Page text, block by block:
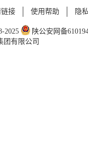
接 使用帮助 隐
2025
陕公安网备
团有限公司